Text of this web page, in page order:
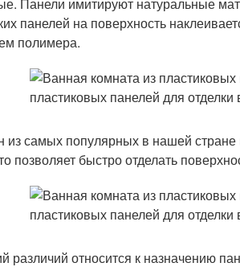
панелей на поверхность
полимера.
из самых популярных в нашей
позволяет быстро отделать
различий относится к назначению